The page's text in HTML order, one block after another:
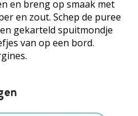
en breng op smaak met
en zout. Schep de puree
gekarteld spuitmondje
van op een bord.